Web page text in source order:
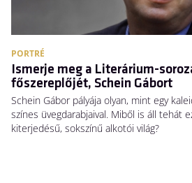
PORTRÉ
Ismerje meg a Literárium-
főszereplőjét, Schein Gábort
Schein Gábor pályája olyan, mint egy
színes üvegdarabjaival. Miből is áll tehát
kiterjedésű, sokszínű alkotói világ?